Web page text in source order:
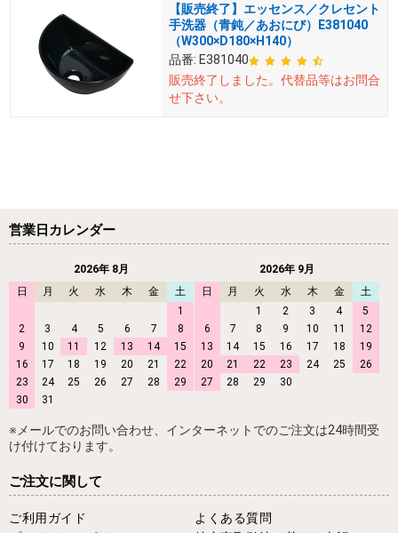
【販売終了】エッセンス／クレセント
手洗器（青鈍／あおにび）E381040
（W300×D180×H140）
品番: E381040
販売終了しました。 代替品等はお問合
せ下さい。
営業日カレンダー
2026年 8月
日
月 火 水 木 金
土
1
2
3 4 5 6 7
8
9
10 11 12 13 14
15
16
17 18 19 20 21
22
23
24 25 26 27 28
29
30
31
2026年 9月
日
月 火 水 木 金
土
1
2 3 4
5
6
7 8 9 10 11
12
13
14 15 16 17 18
19
20
21 22 23 24 25
26
27
28 29 30
※メールでのお問い合わせ、インターネットでのご注文は24時間受
け付けております。
ご注文に関して
ご利用ガイド
よくある質問